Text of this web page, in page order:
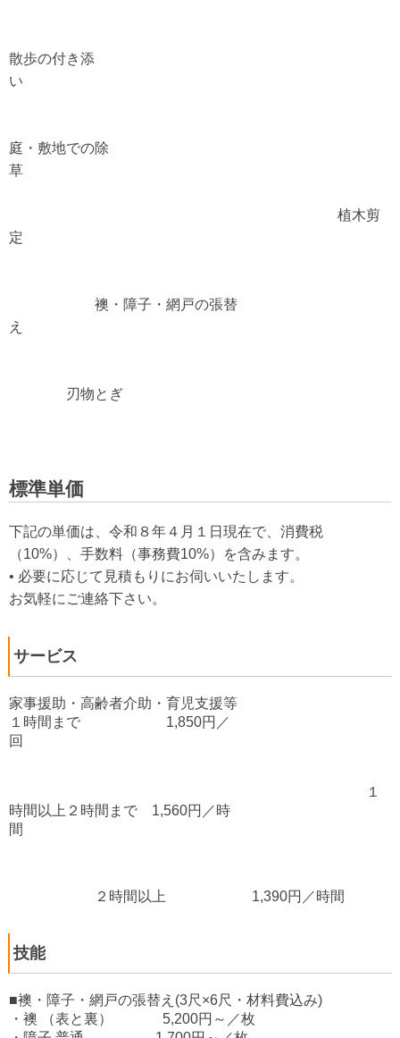
散歩の付き添
い
庭・敷地での除
草
植木剪
定
襖・障子・網戸の張替
え
刃物とぎ
標準単価
下記の単価は、令和８年４月１日現在で、消費税
（10%）、手数料（事務費10%）を含みます。
• 必要に応じて見積もりにお伺いいたします。
お気軽にご連絡下さい。
サービス
家事援助・高齢者介助・育児支援等
１時間まで 1,850円／
回
１
時間以上２時間まで 1,560円／時
間
２時間以上 1,390円／時間
技能
■襖・障子・網戸の張替え(3尺×6尺・材料費込み)
・襖 （表と裏） 5,200円～／枚